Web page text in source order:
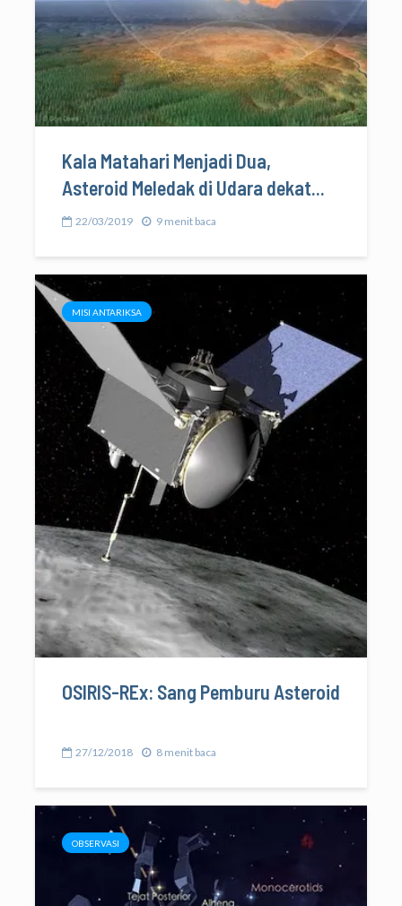
Kala Matahari Menjadi Dua,
Asteroid Meledak di Udara dekat...
22/03/2019 9 menit baca
MISI ANTARIKSA
OSIRIS-REx: Sang Pemburu Asteroid
27/12/2018 8 menit baca
OBSERVASI